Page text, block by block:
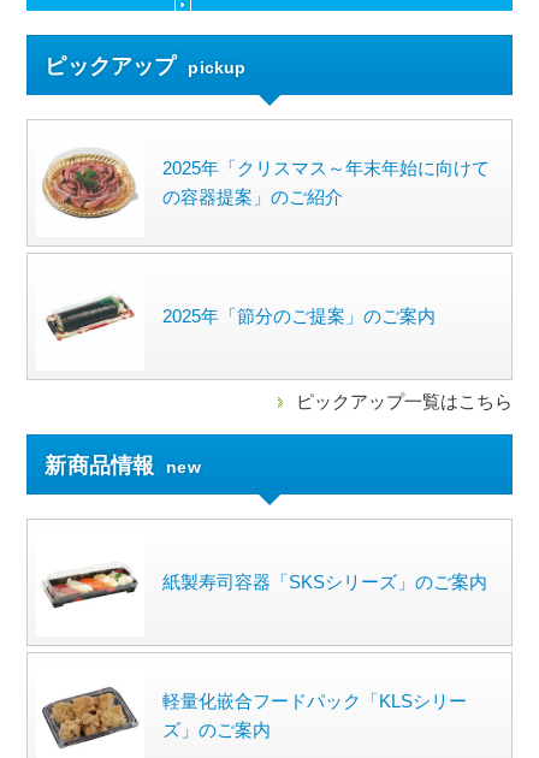
ピックアップ pickup
2025年「クリスマス～年末年始に向けて
の容器提案」のご紹介
2025年「節分のご提案」のご案内
ピックアップ一覧はこちら
新商品情報 new
紙製寿司容器「SKSシリーズ」のご案内
軽量化嵌合フードパック「KLSシリー
ズ」のご案内